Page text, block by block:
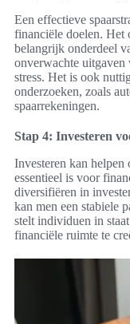
Een effectieve
financiële doelen. Het
belangrijk onderdeel
onverwachte uitgaven
stress. Het is ook
onderzoeken, zoals
spaarrekeningen.
Stap 4: Investeren
Investeren kan helpen
essentieel is voor
diversifiëren in
kan men een stabiele
stelt individuen in
financiële ruimte te